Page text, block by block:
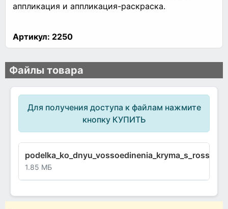
аппликация и аппликация-раскраска.
Артикул: 2250
Файлы товара
Для получения доступа к файлам нажмите
кнопку КУПИТЬ
1.85 МБ